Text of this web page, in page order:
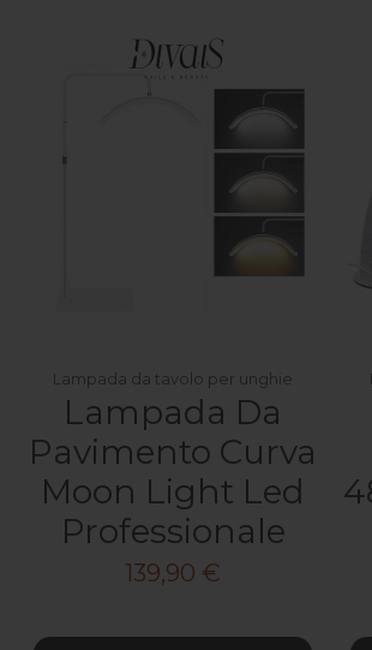
Lampada da tavolo per unghie
Lampada Da
Pavimento Curva
Moon Light Led
Professionale
139,90 €